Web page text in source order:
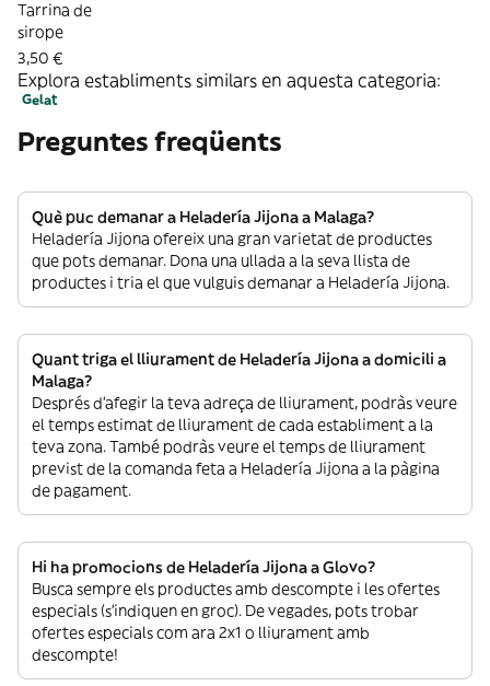
Tarrina de
sirope
3,50 €
Explora establiments similars en aquesta categoria:
Gelat
Preguntes freqüents
Què puc demanar a Heladería Jijona a Malaga?
Heladería Jijona ofereix una gran varietat de productes
que pots demanar. Dona una ullada a la seva llista de
productes i tria el que vulguis demanar a Heladería Jijona.
Quant triga el lliurament de Heladería Jijona a domicili a
Malaga?
Després d’afegir la teva adreça de lliurament, podràs veure
el temps estimat de lliurament de cada establiment a la
teva zona. També podràs veure el temps de lliurament
previst de la comanda feta a Heladería Jijona a la pàgina
de pagament.
Hi ha promocions de Heladería Jijona a Glovo?
Busca sempre els productes amb descompte i les ofertes
especials (s’indiquen en groc). De vegades, pots trobar
ofertes especials com ara 2x1 o lliurament amb
descompte!